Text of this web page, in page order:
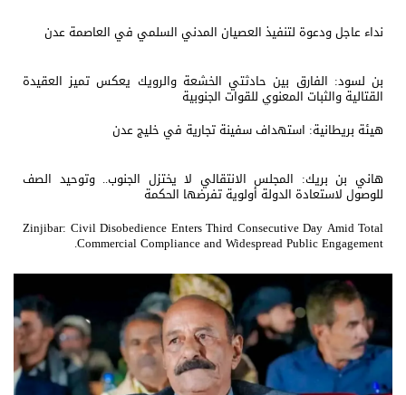
نداء عاجل ودعوة لتنفيذ العصيان المدني السلمي في العاصمة عدن
بن لسود: الفارق بين حادثتي الخشعة والرويك يعكس تميز العقيدة
القتالية والثبات المعنوي للقوات الجنوبية
هيئة بريطانية: استهداف سفينة تجارية في خليج عدن
هاني بن بريك: المجلس الانتقالي لا يختزل الجنوب.. وتوحيد الصف
للوصول لاستعادة الدولة أولوية تفرضها الحكمة
Zinjibar: Civil Disobedience Enters Third Consecutive Day Amid Total
Commercial Compliance and Widespread Public Engagement.